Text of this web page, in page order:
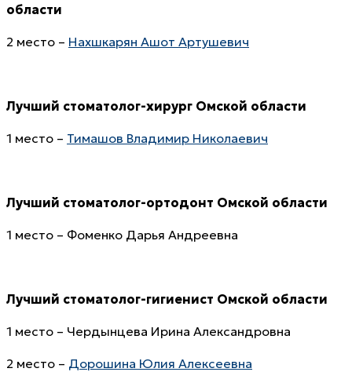
области
2 место – Нахшкарян Ашот Артушевич
Лучший стоматолог-хирург Омской области
1 место – Тимашов Владимир Николаевич
Лучший стоматолог-ортодонт Омской области
1 место – Фоменко Дарья Андреевна
Лучший стоматолог-гигиенист Омской области
1 место – Чердынцева Ирина Александровна
2 место – Дорошина Юлия Алексеевна